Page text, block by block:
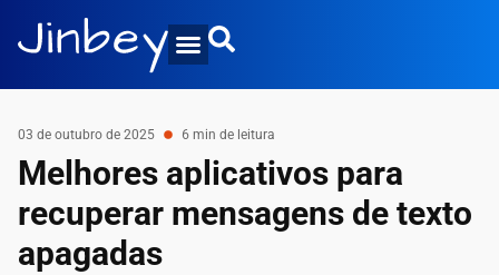
03 de outubro de 2025 6 min de leitura
Melhores aplicativos para
recuperar mensagens de texto
apagadas